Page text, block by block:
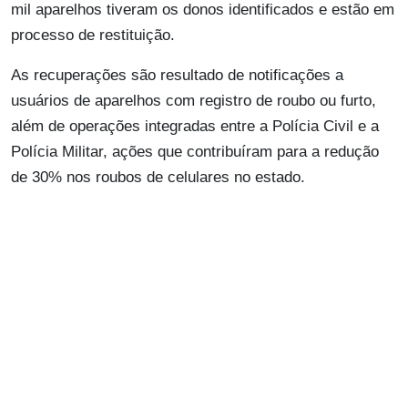
mil aparelhos tiveram os donos identificados e estão em
processo de restituição.
As recuperações são resultado de notificações a
usuários de aparelhos com registro de roubo ou furto,
além de operações integradas entre a Polícia Civil e a
Polícia Militar, ações que contribuíram para a redução
de 30% nos roubos de celulares no estado.